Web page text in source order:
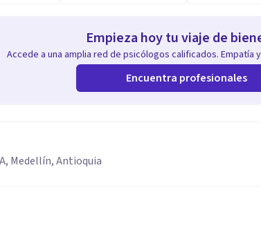
Empieza hoy tu viaje de
Accede a una amplia red de psicólogos calificados. Empatía
Encuentra profesionales
Medellín, Antioquia